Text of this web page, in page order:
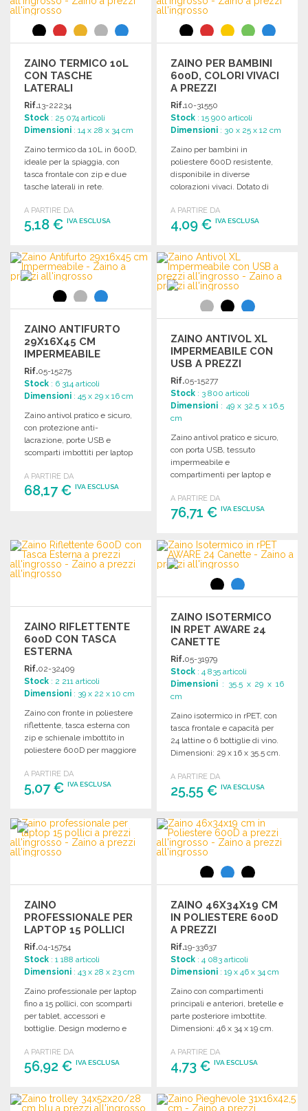
ZAINO TERMICO 10L
CON TASCHE
LATERALI
Rif.13-22234
Stock : 25 074 articoli
Dimensioni : 14 x 28 x 34 cm
Zaino termico da 10L in 600D,
ideale per la spiaggia, con
tasca frontale con zip e due
tasche laterali in rete.
A PARTIRE DA
5,18 € IVA ESCLUSA
ORDINARE
Richiedi un preventivo
ZAINO PER BAMBINI
600D, COLORI VIVACI
A PREZZI
ALL'INGROSSO
Rif.10-31550
Stock : 15 900 articoli
Dimensioni : 30 x 25 x 12 cm
Zaino per bambini in
poliestere 600D resistente,
disponibile in diverse
colorazioni vivaci. Dotato di
regolabili.
A PARTIRE DA
4,09 €IVA ESCLUSA
ORDINARE
Richiedi un preventivo
ZAINO ANTIFURTO
29X16X45 CM
IMPERMEABILE
Rif.05-15275
Stock : 6 314 articoli
Dimensioni : 45 x 29 x 16 cm
Zaino antivol pratico e sicuro,
con protezione anti-
lacrazione, porte USB e
scomparti imbottiti per laptop
A PARTIRE DA
68,17 € IVA ESCLUSA
Richiedi un preventivo
ZAINO ANTIVOL XL
IMPERMEABILE CON
USB A PREZZI
ALL'INGROSSO
Rif.05-15277
Stock : 3 800 articoli
Dimensioni : 49 x 32.5 x 16.5
cm
Zaino antivol pratico e sicuro,
con porta USB, tessuto
impermeabile e
compartimenti per laptop e
x 49 cm.
A PARTIRE DA
76,71 €IVA ESCLUSA
ORDINARE
Richiedi un preventivo
ZAINO RIFLETTENTE
600D CON TASCA
ESTERNA
Rif.02-32409
Stock : 2 211 articoli
Dimensioni : 39 x 22 x 10 cm
Zaino con fronte in poliestere
riflettente, tasca esterna con
zip e schienale imbottito in
poliestere 600D per maggiore
A PARTIRE DA
5,07 € IVA ESCLUSA
ORDINARE
Richiedi un preventivo
ZAINO ISOTERMICO
IN RPET AWARE 24
CANETTE
Rif.05-31979
Stock : 4 835 articoli
Dimensioni : 35.5 x 29 x 16
cm
Zaino isotermico in rPET, con
tasca frontale e capacità per
24 lattine o 6 bottiglie di vino.
Dimensioni: 29 x 16 x 35.5 cm.
A PARTIRE DA
25,55 €IVA ESCLUSA
ORDINARE
Richiedi un preventivo
ZAINO
PROFESSIONALE PER
LAPTOP 15 POLLICI
Rif.04-15754
Stock : 1 188 articoli
Dimensioni : 43 x 28 x 23 cm
Zaino professionale per laptop
fino a 15 pollici, con scomparti
per tablet, accessori e
bottiglie. Design moderno e
A PARTIRE DA
56,92 € IVA ESCLUSA
ORDINARE
ZAINO 46X34X19 CM
IN POLIESTERE 600D
A PREZZI
ALL'INGROSSO
Rif.19-33637
Stock : 4 083 articoli
Dimensioni : 19 x 46 x 34 cm
Zaino con compartimenti
principali e anteriori, bretelle e
parte posteriore imbottite.
Dimensioni: 46 x 34 x 19 cm.
A PARTIRE DA
4,73 €IVA ESCLUSA
ORDINARE